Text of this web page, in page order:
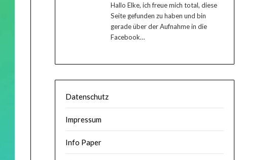
Hallo Elke, ich freue mich total, diese
Seite gefunden zu haben und bin
gerade über der Aufnahme in die
Facebook…
Datenschutz
Impressum
Info Paper